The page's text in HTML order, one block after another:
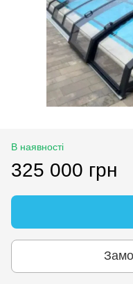
В наявності
325 000 грн